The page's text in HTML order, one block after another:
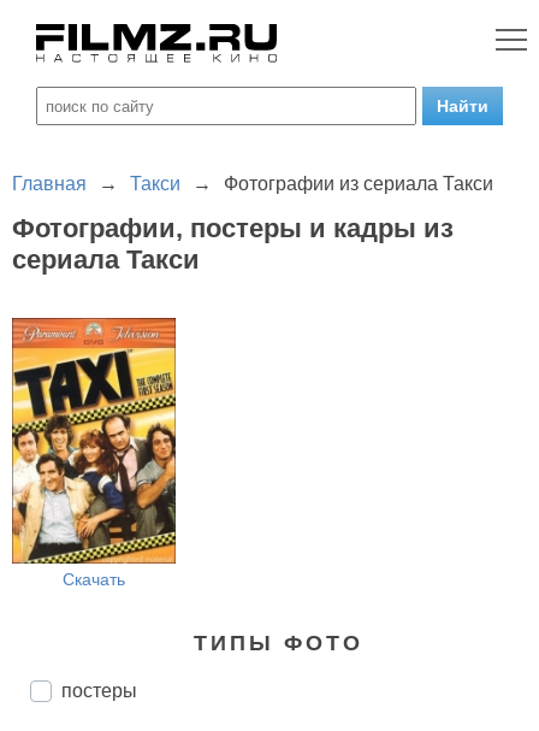
Главная → Такси → Фотографии из сериала Такси
Фотографии, постеры и кадры из
сериала Такси
Скачать
ТИПЫ ФОТО
постеры